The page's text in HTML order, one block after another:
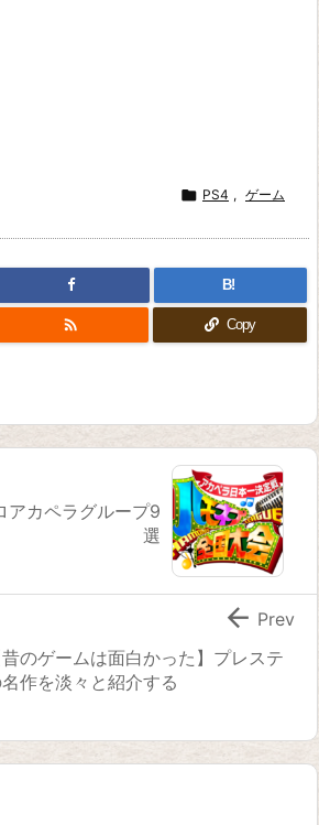
 PS4 , ゲーム
B!
 Copy
アカペラグループ9
選
昔のゲームは面白かった】プレステ
作を淡々と紹介する
 Prev